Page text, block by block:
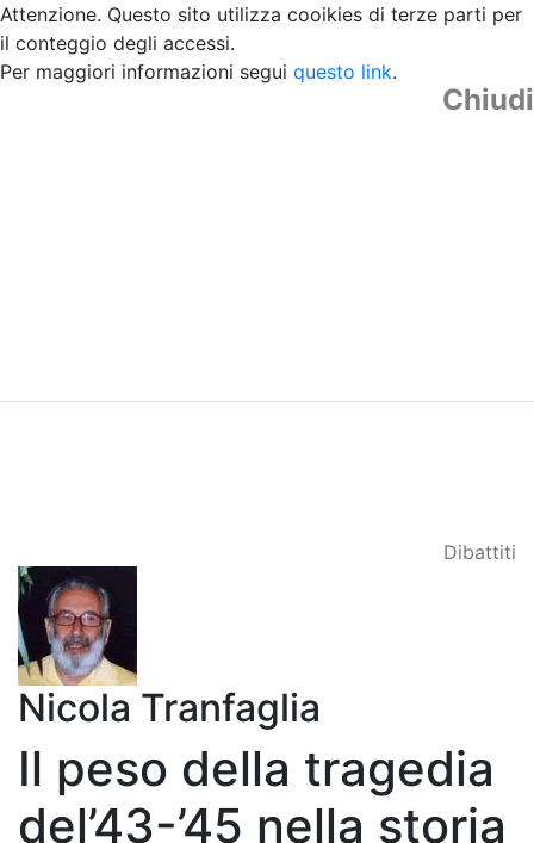
Attenzione. Questo sito utilizza cooikies di terze parti per
il conteggio degli accessi.
Per maggiori informazioni segui questo link.
Chiudi
Dibattiti
Nicola Tranfaglia
Il peso della tragedia
del’43-’45 nella storia